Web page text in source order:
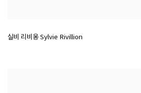
실비 리비옹 Sylvie Rivillion